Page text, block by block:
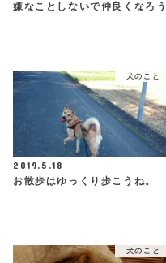
嫌なことしないで仲良くなろう
犬のこと
2019.5.18
お散歩はゆっくり歩こうね。
犬のこと